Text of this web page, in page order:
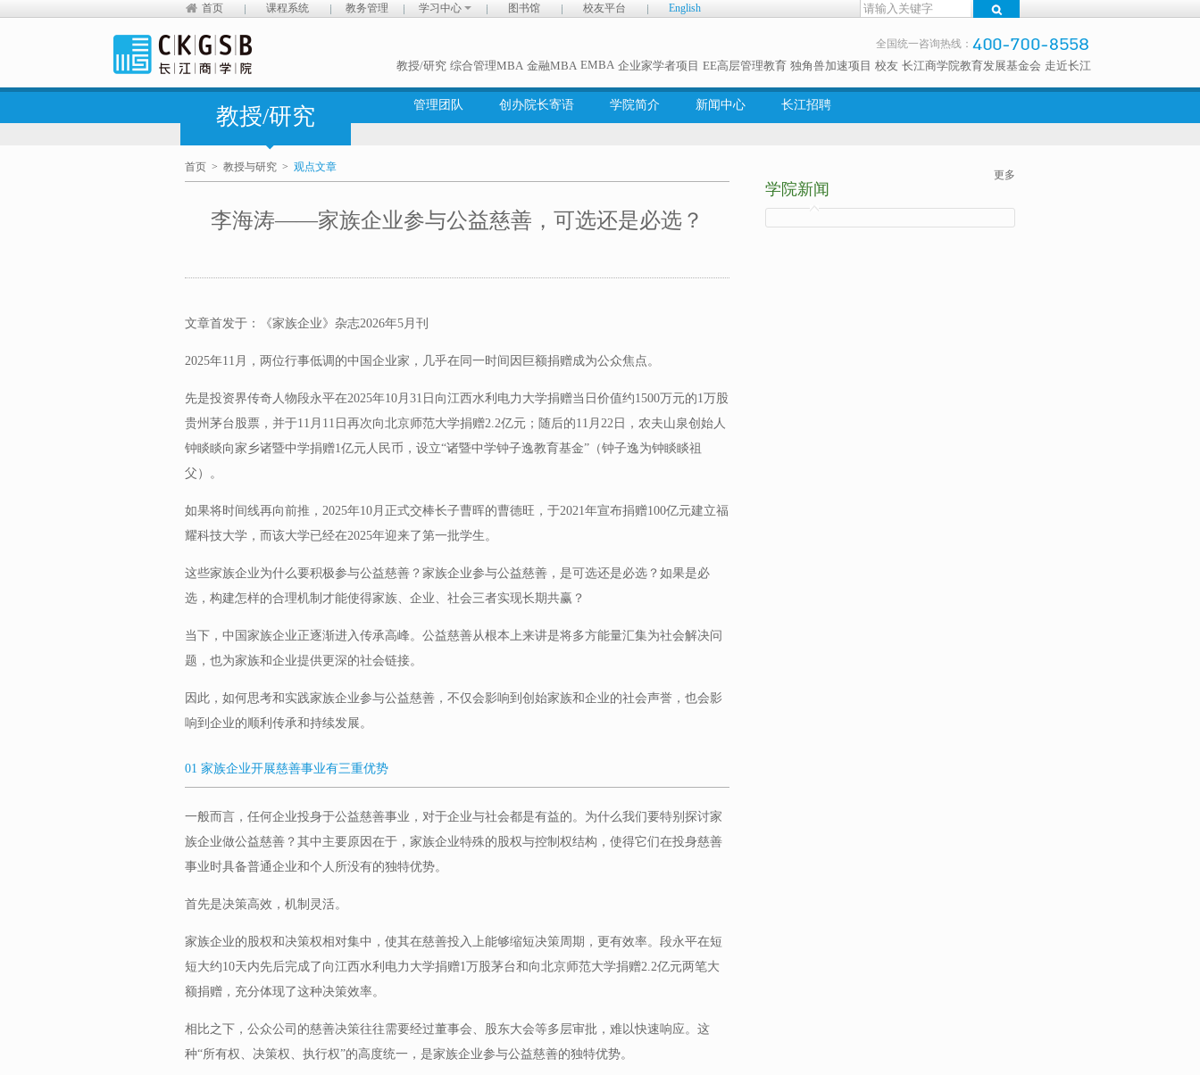
首页 课程系统 教务管理 学习中心 图书馆 校友平台 English
全国统一咨询热线：
教授/研究 综合管理MBA 金融MBA EMBA 企业家学者项目 EE高层管理教育 独角兽加速项目 校友 长江商学院教育发展基金会 走近长江
教授/研究 管理团队 创办院长寄语 学院简介 新闻中心 长江招聘
首页 > 教授与研究 > 观点文章
李海涛——家族企业参与公益慈善，可选还是必选？
文章首发于：《家族企业》杂志2026年5月刊
2025年11月，两位行事低调的中国企业家，几乎在同一时间因巨额捐赠成为公众焦点。
先是投资界传奇人物段永平在2025年10月31日向江西水利电力大学捐赠当日价值约1500万元的1万股
贵州茅台股票，并于11月11日再次向北京师范大学捐赠2.2亿元；随后的11月22日，农夫山泉创始人
钟睒睒向家乡诸暨中学捐赠1亿元人民币，设立“诸暨中学钟子逸教育基金”（钟子逸为钟睒睒祖
父）。
如果将时间线再向前推，2025年10月正式交棒长子曹晖的曹德旺，于2021年宣布捐赠100亿元建立福
耀科技大学，而该大学已经在2025年迎来了第一批学生。
这些家族企业为什么要积极参与公益慈善？家族企业参与公益慈善，是可选还是必选？如果是必
选，构建怎样的合理机制才能使得家族、企业、社会三者实现长期共赢？
当下，中国家族企业正逐渐进入传承高峰。公益慈善从根本上来讲是将多方能量汇集为社会解决问
题，也为家族和企业提供更深的社会链接。
因此，如何思考和实践家族企业参与公益慈善，不仅会影响到创始家族和企业的社会声誉，也会影
响到企业的顺利传承和持续发展。
01 家族企业开展慈善事业有三重优势
一般而言，任何企业投身于公益慈善事业，对于企业与社会都是有益的。为什么我们要特别探讨家
族企业做公益慈善？其中主要原因在于，家族企业特殊的股权与控制权结构，使得它们在投身慈善
事业时具备普通企业和个人所没有的独特优势。
首先是决策高效，机制灵活。
家族企业的股权和决策权相对集中，使其在慈善投入上能够缩短决策周期，更有效率。段永平在短
短大约10天内先后完成了向江西水利电力大学捐赠1万股茅台和向北京师范大学捐赠2.2亿元两笔大
额捐赠，充分体现了这种决策效率。
相比之下，公众公司的慈善决策往往需要经过董事会、股东大会等多层审批，难以快速响应。这
种“所有权、决策权、执行权”的高度统一，是家族企业参与公益慈善的独特优势。
学院新闻
更多